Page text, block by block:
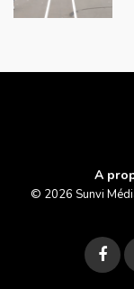
A
© 2026 Sunvi